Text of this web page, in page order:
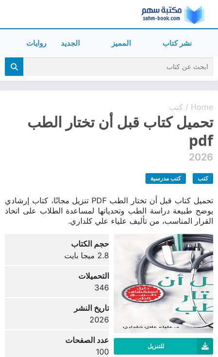
نشر كتاب المميز الجديد روايات
Home
/ كتب
تحميل كتاب قبل أن تختار الطب
pdf
2026
كتب كتب مدرسية
تحميل كتاب قبل أن تختار الطب PDF تنزيل مجانًا، كتاب إرشادي
يوضح طبيعة دراسة الطب وتحدياتها لمساعدة الطلاب على اتخاذ
القرار المناسب، من تأليف علياء علي كلداري.
للتنزيل
حجم الكتاب
2.8 ميجا بايت
التحميلات
346
تاريخ النشر
2026
عدد الصفحات
100